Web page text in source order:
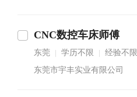
CNC数控车床师傅
东莞 学历不限 经验不限
东莞市宇丰实业有限公司